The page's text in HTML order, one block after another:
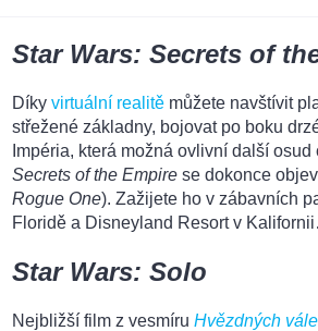
Star Wars: Secrets of
Díky virtuální realitě můžete navštívit
střežené základny, bojovat po boku
Impéria, která možná ovlivní další
Secrets of the Empire se dokonce
Rogue One). Zažijete ho v zábavních
Floridě a Disneyland Resort v
Star Wars: Solo
Nejbližší film z vesmíru Hvězdných